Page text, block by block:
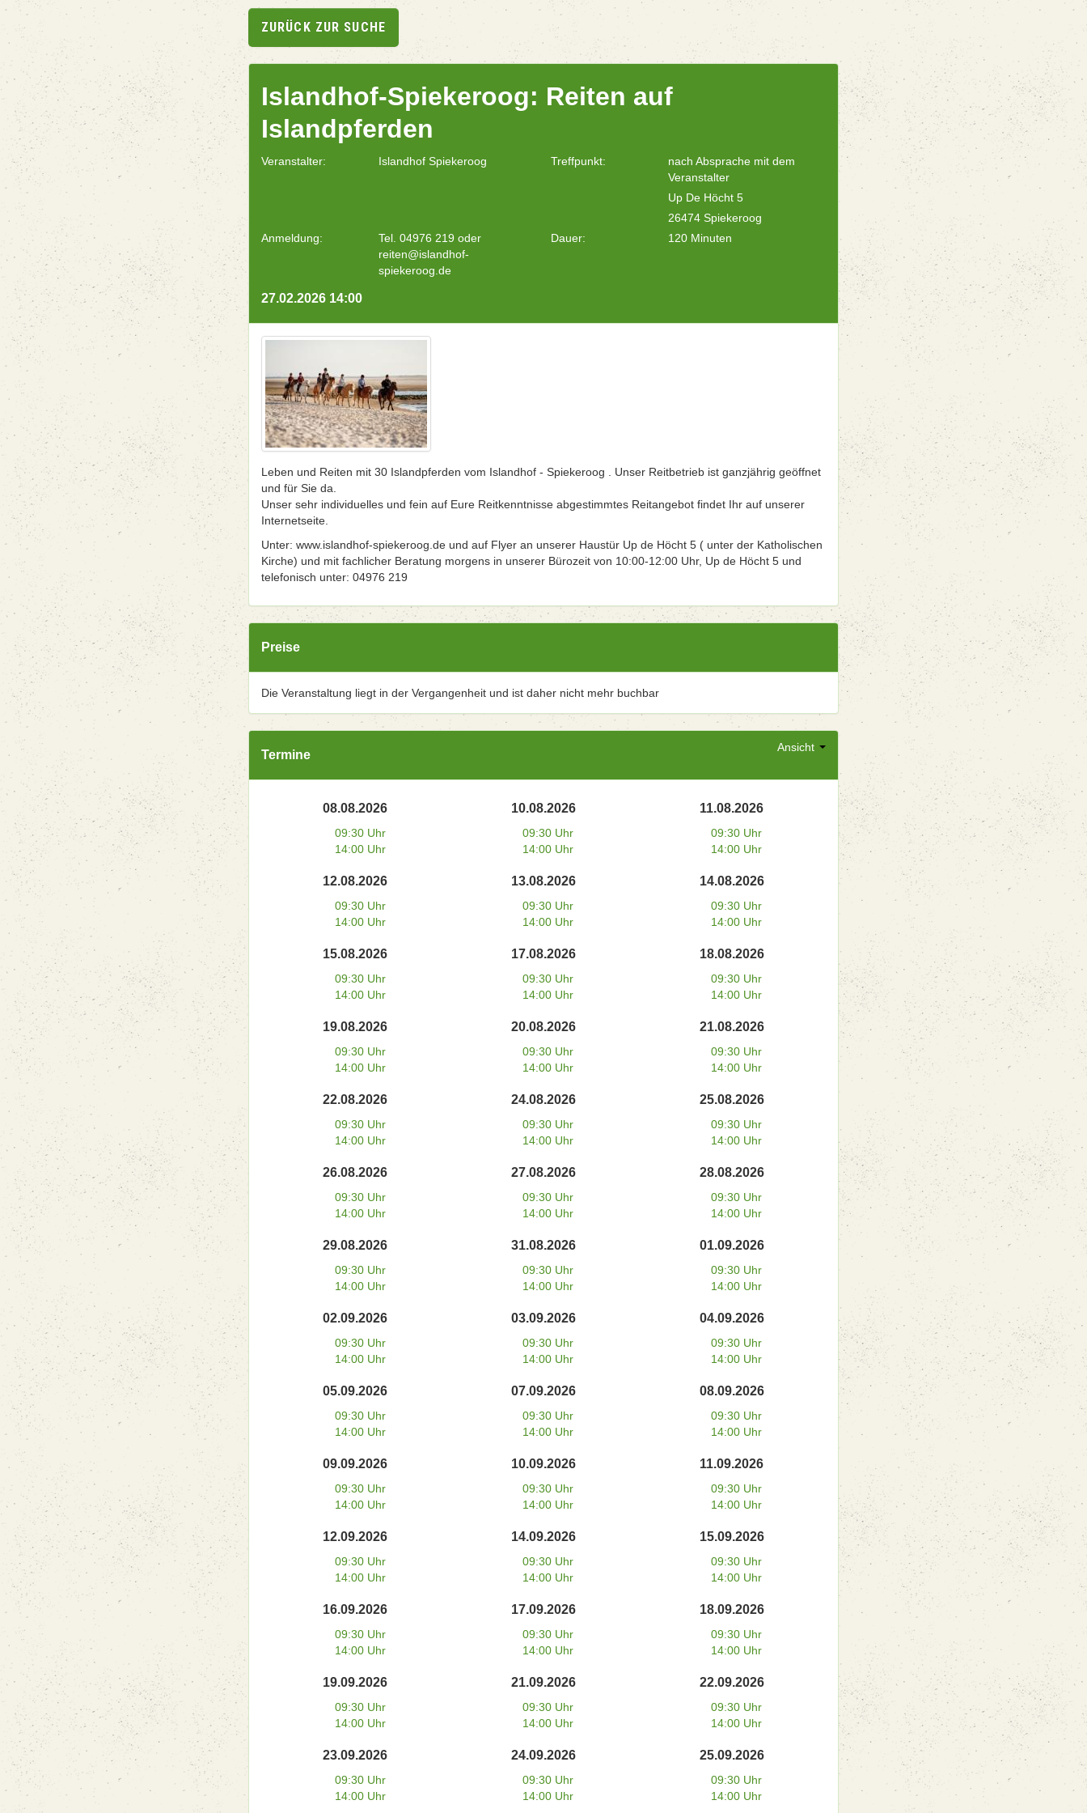
ZURÜCK ZUR SUCHE
Islandhof-Spiekeroog: Reiten auf
Islandpferden
Veranstalter: Islandhof Spiekeroog Treffpunkt:
nach Absprache mit dem
Veranstalter
Up De Höcht 5
26474 Spiekeroog
Anmeldung:
Tel. 04976 219 oder
reiten@islandhof-
spiekeroog.de
Dauer: 120 Minuten
27.02.2026 14:00
Leben und Reiten mit 30 Islandpferden vom Islandhof - Spiekeroog . Unser Reitbetrieb ist ganzjährig geöffnet
und für Sie da.
Unser sehr individuelles und fein auf Eure Reitkenntnisse abgestimmtes Reitangebot findet Ihr auf unserer
Internetseite.
Unter: www.islandhof-spiekeroog.de und auf Flyer an unserer Haustür Up de Höcht 5 ( unter der Katholischen
Kirche) und mit fachlicher Beratung morgens in unserer Bürozeit von 10:00-12:00 Uhr, Up de Höcht 5 und
telefonisch unter: 04976 219
Preise
Die Veranstaltung liegt in der Vergangenheit und ist daher nicht mehr buchbar
Ansicht
Termine
08.08.2026
09:30 Uhr
14:00 Uhr
10.08.2026
09:30 Uhr
14:00 Uhr
11.08.2026
09:30 Uhr
14:00 Uhr
12.08.2026
09:30 Uhr
14:00 Uhr
13.08.2026
09:30 Uhr
14:00 Uhr
14.08.2026
09:30 Uhr
14:00 Uhr
15.08.2026
09:30 Uhr
14:00 Uhr
17.08.2026
09:30 Uhr
14:00 Uhr
18.08.2026
09:30 Uhr
14:00 Uhr
19.08.2026
09:30 Uhr
14:00 Uhr
20.08.2026
09:30 Uhr
14:00 Uhr
21.08.2026
09:30 Uhr
14:00 Uhr
22.08.2026
09:30 Uhr
14:00 Uhr
24.08.2026
09:30 Uhr
14:00 Uhr
25.08.2026
09:30 Uhr
14:00 Uhr
26.08.2026
09:30 Uhr
14:00 Uhr
27.08.2026
09:30 Uhr
14:00 Uhr
28.08.2026
09:30 Uhr
14:00 Uhr
29.08.2026
09:30 Uhr
14:00 Uhr
31.08.2026
09:30 Uhr
14:00 Uhr
01.09.2026
09:30 Uhr
14:00 Uhr
02.09.2026
09:30 Uhr
14:00 Uhr
03.09.2026
09:30 Uhr
14:00 Uhr
04.09.2026
09:30 Uhr
14:00 Uhr
05.09.2026
09:30 Uhr
14:00 Uhr
07.09.2026
09:30 Uhr
14:00 Uhr
08.09.2026
09:30 Uhr
14:00 Uhr
09.09.2026
09:30 Uhr
14:00 Uhr
10.09.2026
09:30 Uhr
14:00 Uhr
11.09.2026
09:30 Uhr
14:00 Uhr
12.09.2026
09:30 Uhr
14:00 Uhr
14.09.2026
09:30 Uhr
14:00 Uhr
15.09.2026
09:30 Uhr
14:00 Uhr
16.09.2026
09:30 Uhr
14:00 Uhr
17.09.2026
09:30 Uhr
14:00 Uhr
18.09.2026
09:30 Uhr
14:00 Uhr
19.09.2026
09:30 Uhr
14:00 Uhr
21.09.2026
09:30 Uhr
14:00 Uhr
22.09.2026
09:30 Uhr
14:00 Uhr
23.09.2026
09:30 Uhr
14:00 Uhr
24.09.2026
09:30 Uhr
14:00 Uhr
25.09.2026
09:30 Uhr
14:00 Uhr